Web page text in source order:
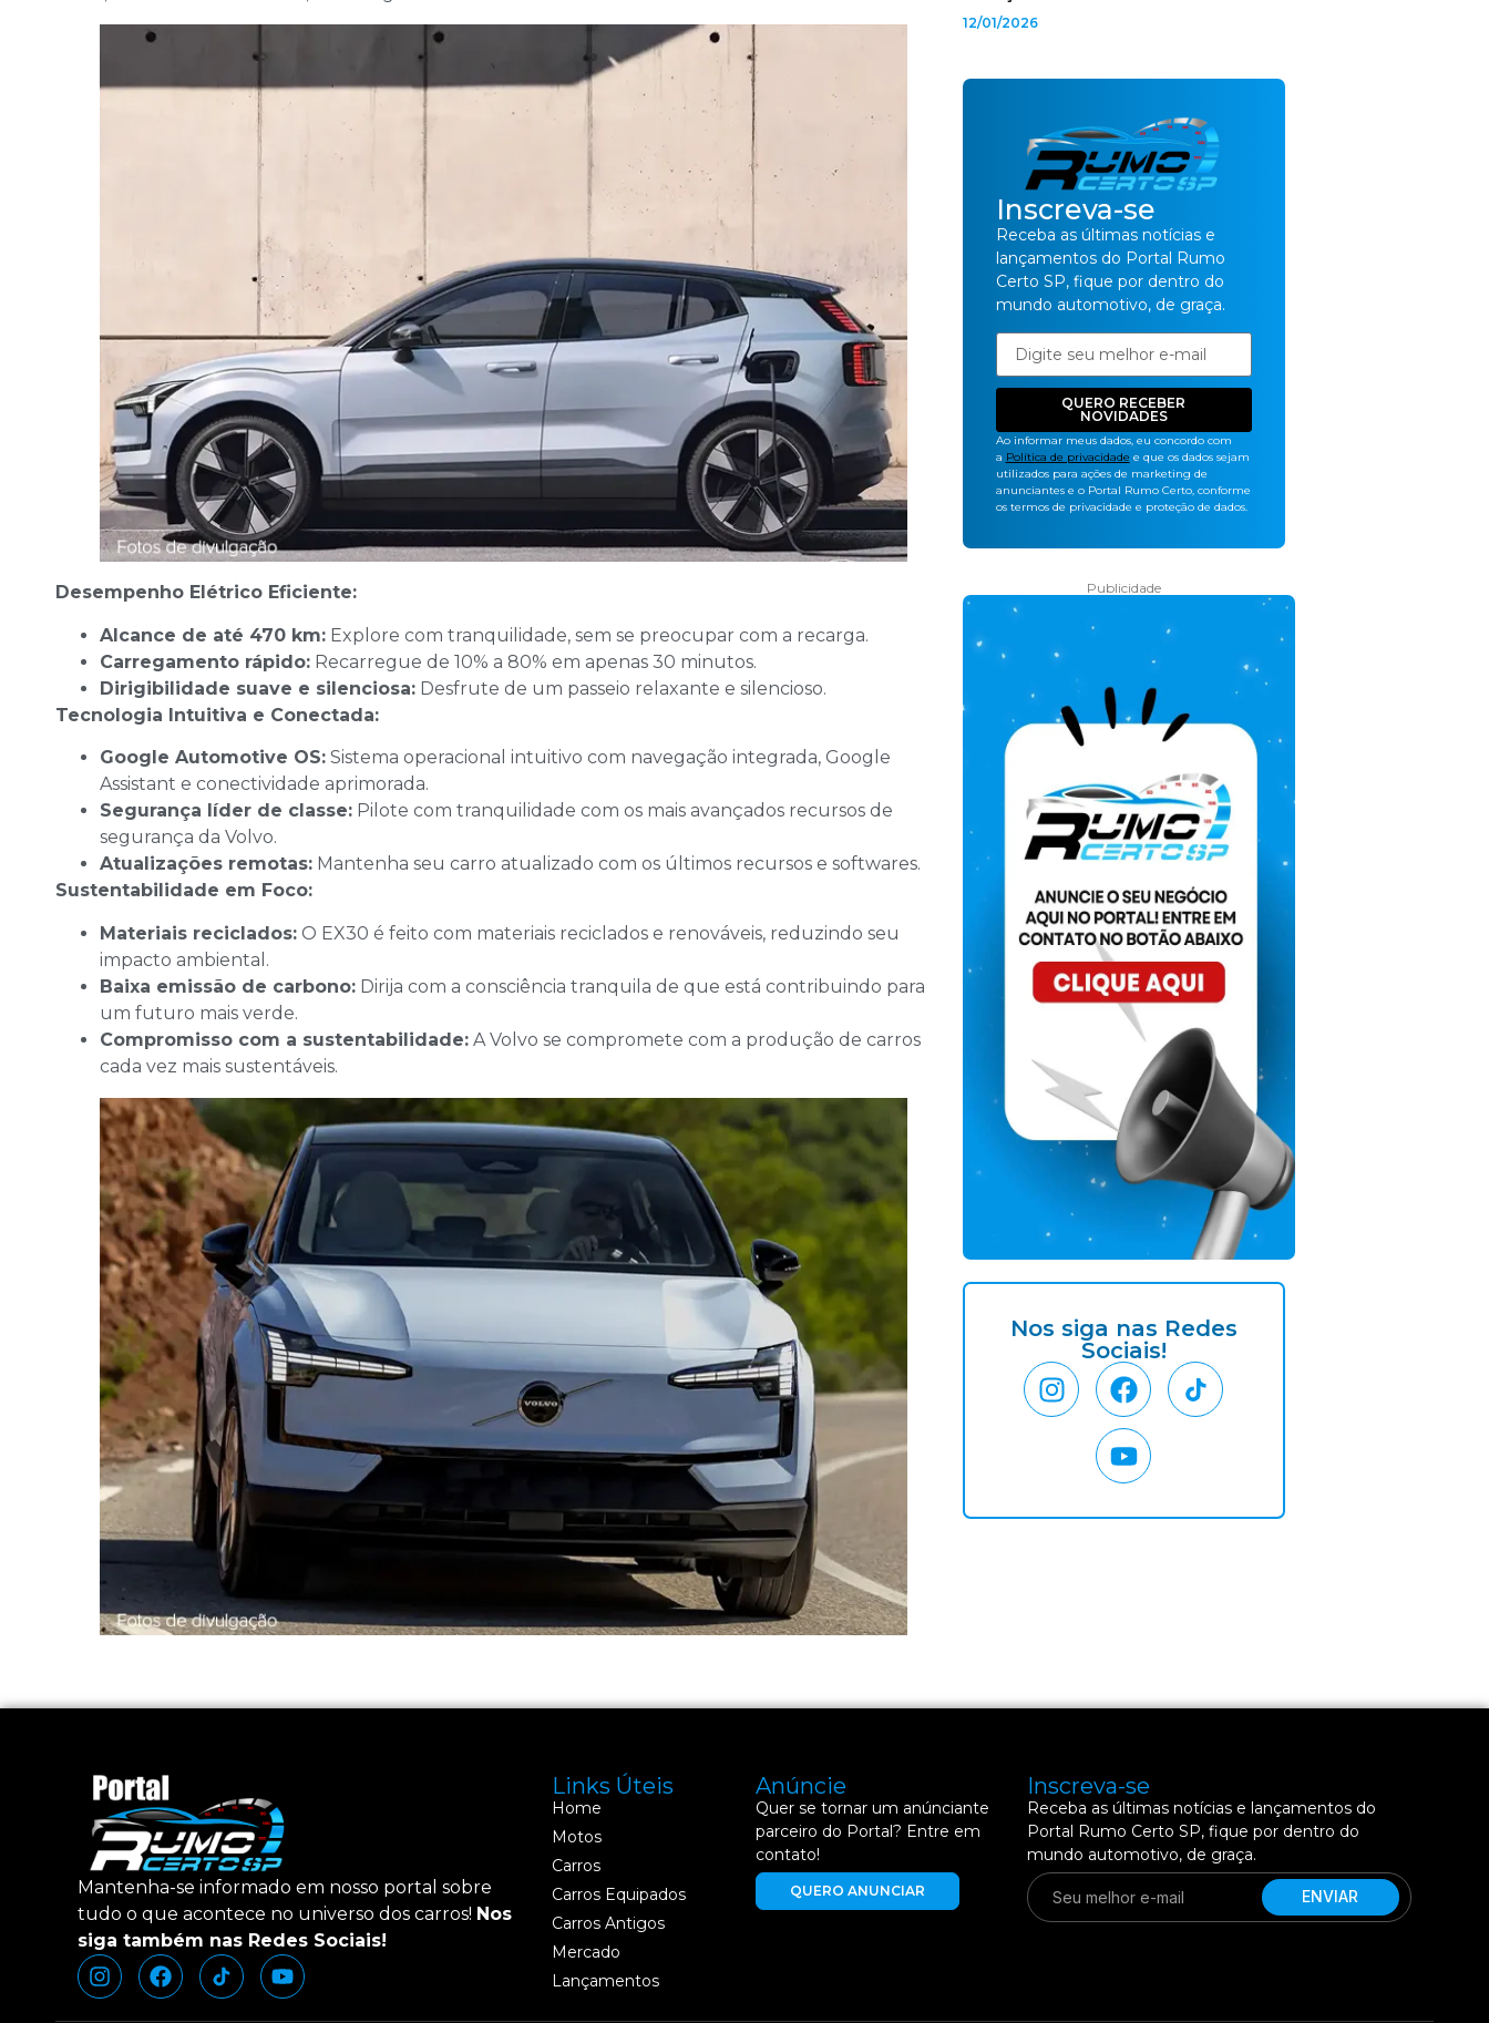
Desempenho Elétrico Eficiente:
Alcance de até 470 km: Explore com tranquilidade, sem se preocupar com a recarga.
Carregamento rápido: Recarregue de 10% a 80% em apenas 30 minutos.
Dirigibilidade suave e silenciosa: Desfrute de um passeio relaxante e silencioso.
Tecnologia Intuitiva e Conectada:
Google Automotive OS: Sistema operacional intuitivo com navegação integrada, Google
Assistant e conectividade aprimorada.
Segurança líder de classe: Pilote com tranquilidade com os mais avançados recursos de
segurança da Volvo.
Atualizações remotas: Mantenha seu carro atualizado com os últimos recursos e softwares.
Sustentabilidade em Foco:
Materiais reciclados: O EX30 é feito com materiais reciclados e renováveis, reduzindo seu
impacto ambiental.
Baixa emissão de carbono: Dirija com a consciência tranquila de que está contribuindo para
um futuro mais verde.
Compromisso com a sustentabilidade: A Volvo se compromete com a produção de carros
cada vez mais sustentáveis.
12/01/2026
Inscreva-se
Receba as últimas notícias e
lançamentos do Portal Rumo
Certo SP, fique por dentro do
mundo automotivo, de graça.
QUERO RECEBER
NOVIDADES
Ao informar meus dados, eu concordo com
a Política de privacidade e que os dados sejam
utilizados para ações de marketing de
anunciantes e o Portal Rumo Certo, conforme
os termos de privacidade e proteção de dados.
Publicidade
Nos siga nas Redes
Sociais!
Mantenha-se informado em nosso portal sobre
tudo o que acontece no universo dos carros! Nos
siga também nas Redes Sociais!
Links Úteis
Home
Motos
Carros
Carros Equipados
Carros Antigos
Mercado
Lançamentos
Anúncie
Quer se tornar um anúnciante
parceiro do Portal? Entre em
contato!
QUERO ANUNCIAR
Inscreva-se
Receba as últimas notícias e lançamentos do
Portal Rumo Certo SP, fique por dentro do
mundo automotivo, de graça.
ENVIAR